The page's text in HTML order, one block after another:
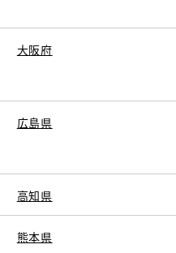
大阪府
広島県
高知県
熊本県
祝日：09:30～18:00
月曜定休日を基本としてお
く場合もございます。定休
参照ください。
バリアフリー/